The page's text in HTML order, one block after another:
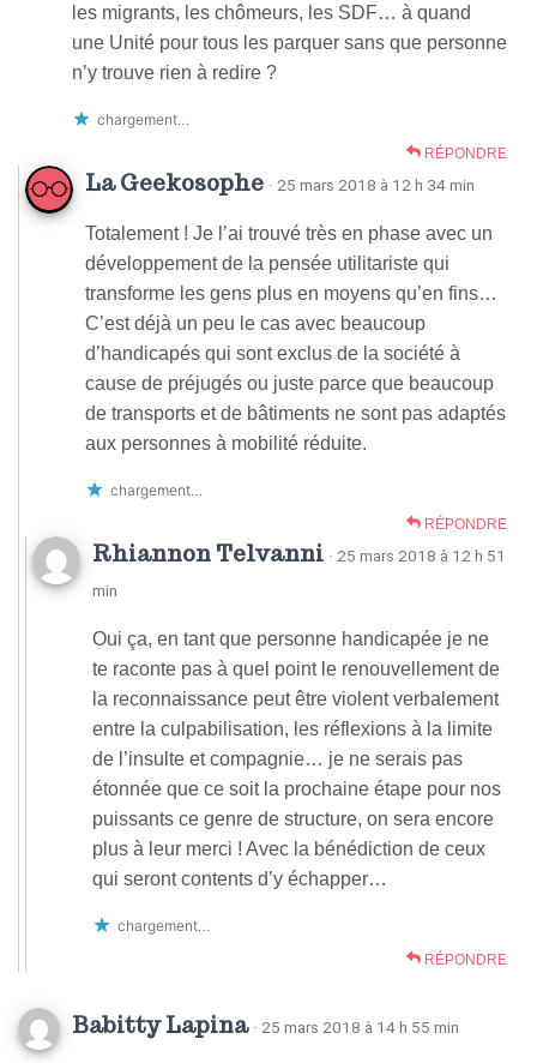
les migrants, les chômeurs, les SDF… à quand
une Unité pour tous les parquer sans que personne
n’y trouve rien à redire ?
chargement…
RÉPONDRE
La Geekosophe · 25 mars 2018 à 12 h 34 min
Totalement ! Je l’ai trouvé très en phase avec un
développement de la pensée utilitariste qui
transforme les gens plus en moyens qu’en fins…
C’est déjà un peu le cas avec beaucoup
d’handicapés qui sont exclus de la société à
cause de préjugés ou juste parce que beaucoup
de transports et de bâtiments ne sont pas adaptés
aux personnes à mobilité réduite.
chargement…
RÉPONDRE
Rhiannon Telvanni · 25 mars 2018 à 12 h 51
min
Oui ça, en tant que personne handicapée je ne
te raconte pas à quel point le renouvellement de
la reconnaissance peut être violent verbalement
entre la culpabilisation, les réflexions à la limite
de l’insulte et compagnie… je ne serais pas
étonnée que ce soit la prochaine étape pour nos
puissants ce genre de structure, on sera encore
plus à leur merci ! Avec la bénédiction de ceux
qui seront contents d’y échapper…
chargement…
RÉPONDRE
Babitty Lapina · 25 mars 2018 à 14 h 55 min